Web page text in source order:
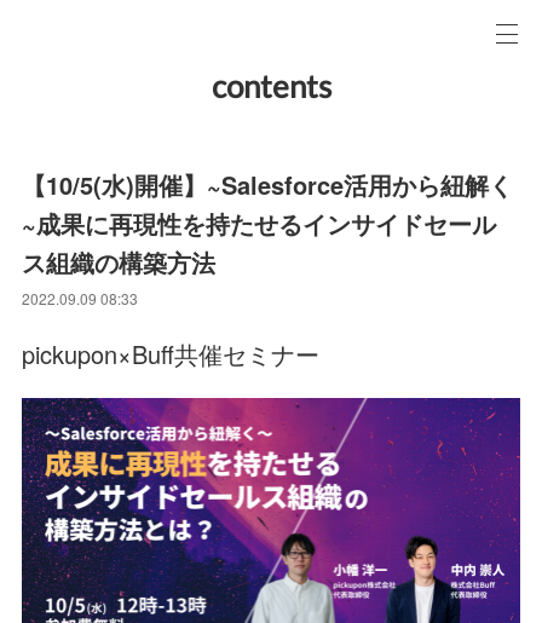
contents
【10/5(水)開催】~Salesforce活用から紐解く
~成果に再現性を持たせるインサイドセール
ス組織の構築方法
2022.09.09 08:33
pickupon×Buff共催セミナー